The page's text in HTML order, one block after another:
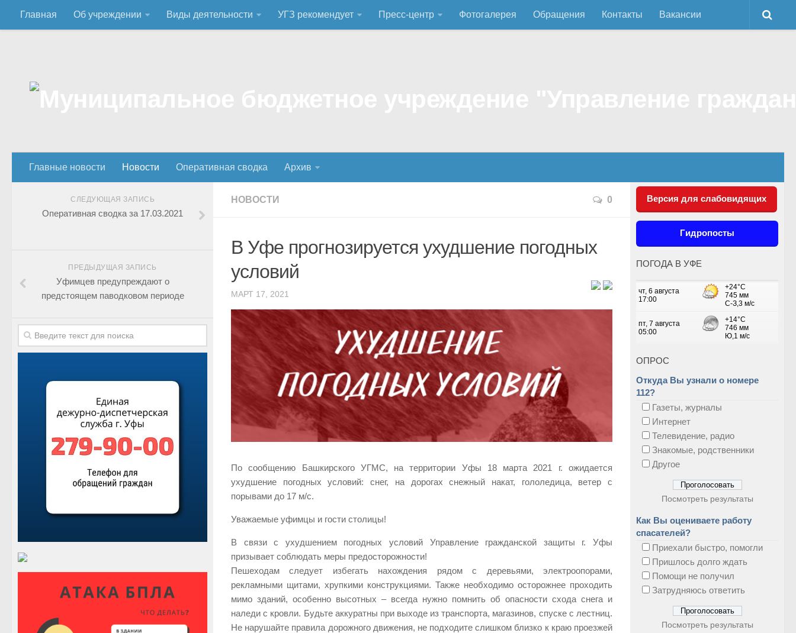
Главная Об учреждении Виды деятельности УГЗ рекомендует Пресс-центр Фотогалерея Обращения Контакты Вакансии
Главные новости Новости Оперативная сводка Архив
НОВОСТИ 0
В Уфе прогнозируется ухудшение погодных
условий
МАРТ 17, 2021
По сообщению Башкирского УГМС, на территории Уфы 18 марта 2021 г. ожидается
ухудшение погодных условий: снег, на дорогах снежный накат, гололедица, ветер с
порывами до 17 м/с.
Уважаемые уфимцы и гости столицы!
В связи с ухудшением погодных условий Управление гражданской защиты г. Уфы
призывает соблюдать меры предосторожности!
Пешеходам следует избегать нахождения рядом с деревьями, электроопорами,
рекламными щитами, хрупкими конструкциями. Также необходимо осторожнее проходить
мимо зданий, особенно высотных – всегда нужно помнить об опасности схода снега и
наледи с кровли. Будьте аккуратны при выходе из транспорта, магазинов, спуске с лестниц.
Не нарушайте правила дорожного движения, не подходите слишком близко к краю проезжей
СЛЕДУЮЩАЯ ЗАПИСЬ
Оперативная сводка за 17.03.2021
ПРЕДЫДУЩАЯ ЗАПИСЬ
Уфимцев предупреждают о
предстоящем паводковом периоде
Версия для слабовидящих
Гидропосты
ПОГОДА В УФЕ
ОПРОС
Откуда Вы узнали о номере
112?
Газеты, журналы
Интернет
Телевидение, радио
Знакомые, родственники
Другое
Посмотреть результаты
Как Вы оцениваете работу
спасателей?
Приехали быстро, помогли
Пришлось долго ждать
Помощи не получил
Затрудняюсь ответить
Посмотреть результаты